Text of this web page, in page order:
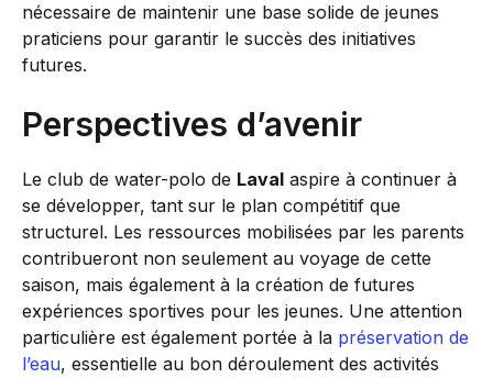
nécessaire de maintenir une base solide de jeunes
praticiens pour garantir le succès des initiatives
futures.
Perspectives d’avenir
Le club de water-polo de Laval aspire à continuer à
se développer, tant sur le plan compétitif que
structurel. Les ressources mobilisées par les parents
contribueront non seulement au voyage de cette
saison, mais également à la création de futures
expériences sportives pour les jeunes. Une attention
particulière est également portée à la préservation de
l’eau, essentielle au bon déroulement des activités